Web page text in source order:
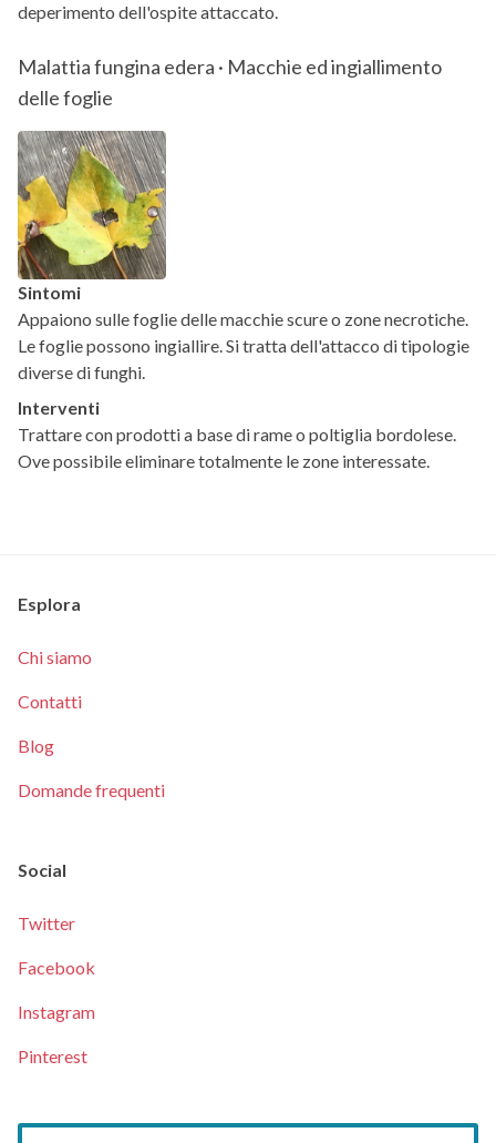
deperimento dell'ospite attaccato.
Malattia fungina edera · Macchie ed ingiallimento
delle foglie
Sintomi
Appaiono sulle foglie delle macchie scure o zone necrotiche.
Le foglie possono ingiallire. Si tratta dell'attacco di tipologie
diverse di funghi.
Interventi
Trattare con prodotti a base di rame o poltiglia bordolese.
Ove possibile eliminare totalmente le zone interessate.
Esplora
Chi siamo
Contatti
Blog
Domande frequenti
Social
Twitter
Facebook
Instagram
Pinterest